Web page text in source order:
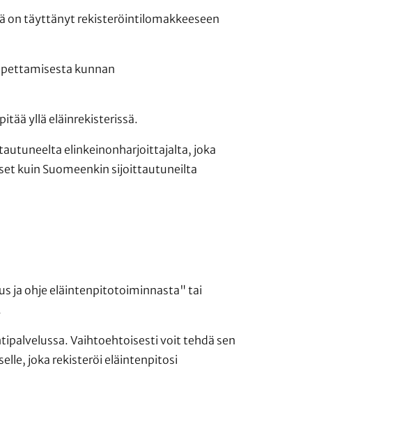
on täyttänyt rekisteröintilomakkeeseen
kunnan
yllä eläinrekisterissä.
elinkeinonharjoittajalta, joka
kuin Suomeenkin sijoittautuneilta
ja ohje eläintenpitotoiminnasta" tai
Vaihtoehtoisesti voit tehdä sen
joka rekisteröi eläintenpitosi